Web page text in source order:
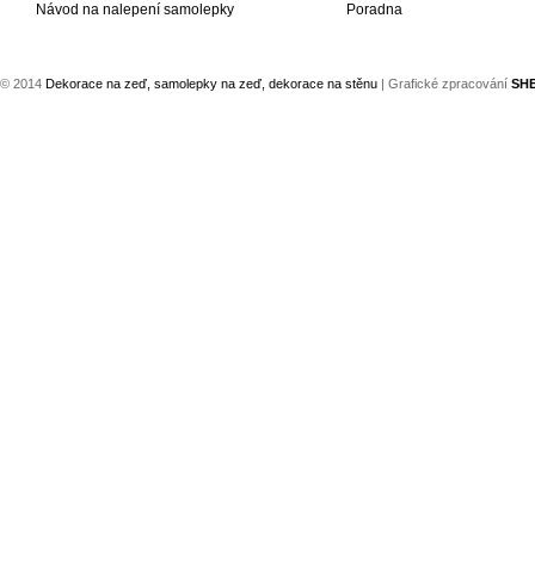
Návod na nalepení samolepky
Poradna
© 2014 Dekorace na zeď, samolepky na zeď, dekorace na stěnu | Grafické zpracování